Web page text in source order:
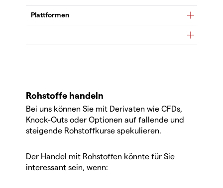
Plattformen
Rohstoffe handeln
Bei uns können Sie mit Derivaten wie CFDs,
Knock-Outs oder Optionen auf fallende und
steigende Rohstoffkurse spekulieren.
Der Handel mit Rohstoffen könnte für Sie
interessant sein, wenn: